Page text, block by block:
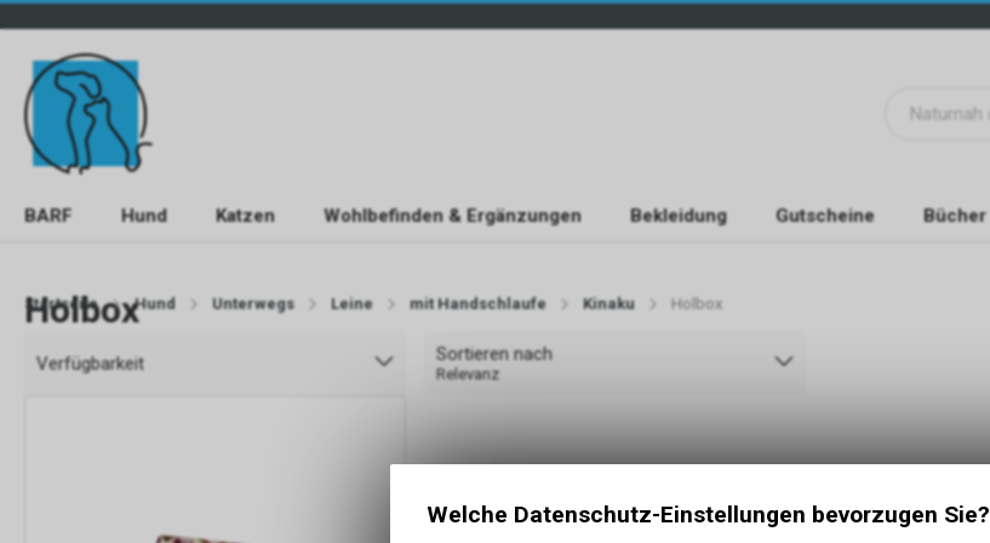
BARF Hund Katzen Wohlbefinden & Ergänzungen Bekleidung Gutscheine Bücher
Startseite Hund Unterwegs Leine mit Handschlaufe Kinaku Holbox
Holbox
Verfügbarkeit Sortieren nach
Relevanz
Welche Datenschutz-Einstellungen bevorzugen Sie?